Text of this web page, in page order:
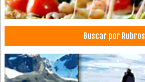
Buscar por Rubros